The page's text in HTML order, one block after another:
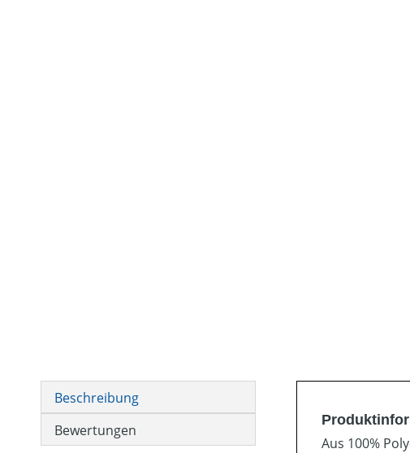
Beschreibung
Bewertungen
Aus 100%